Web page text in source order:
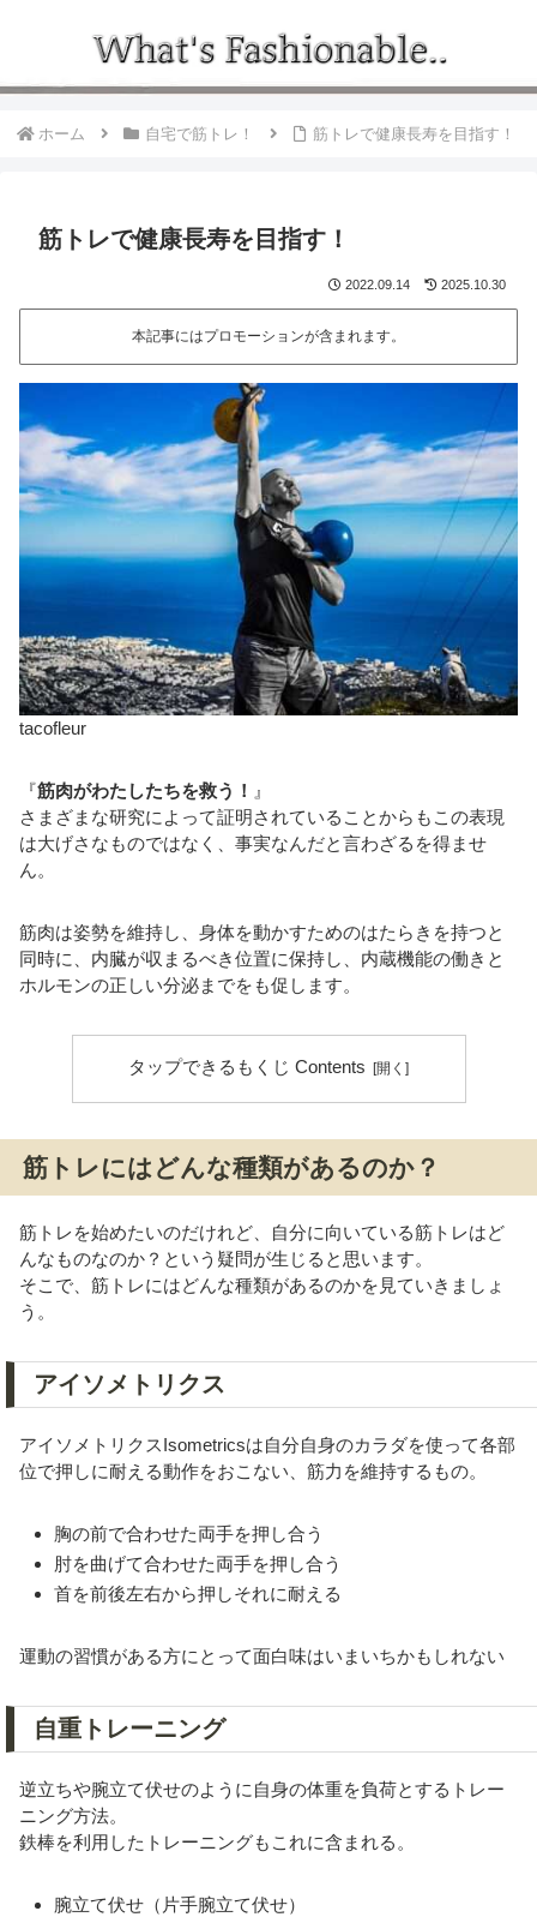
ホーム 自宅で筋トレ！ 筋トレで健康長寿を目指す！
筋トレで健康長寿を目指す！
2022.09.14 2025.10.30
本記事にはプロモーションが含まれます。
tacofleur
『筋肉がわたしたちを救う！ 』
さまざまな研究によって証明されていることからもこの表現
は大げさなものではなく、事実なんだと言わざるを得ませ
ん。
筋肉は姿勢を維持し、身体を動かすためのはたらきを持つと
同時に、内臓が収まるべき位置に保持し、内蔵機能の働きと
ホルモンの正しい分泌までをも促します。
タップできるもくじ Contents
筋トレにはどんな種類があるのか？
筋トレを始めたいのだけれど、自分に向いている筋トレはど
んなものなのか？という疑問が生じると思います。
そこで、筋トレにはどんな種類があるのかを見ていきましょ
う。
アイソメトリクス
アイソメトリクスIsometricsは自分自身のカラダを使って各部
位で押しに耐える動作をおこない、筋力を維持するもの。
胸の前で合わせた両手を押し合う
肘を曲げて合わせた両手を押し合う
首を前後左右から押しそれに耐える
運動の習慣がある方にとって面白味はいまいちかもしれない
自重トレーニング
逆立ちや腕立て伏せのように自身の体重を負荷とするトレー
ニング方法。
鉄棒を利用したトレーニングもこれに含まれる。
腕立て伏せ（片手腕立て伏せ）